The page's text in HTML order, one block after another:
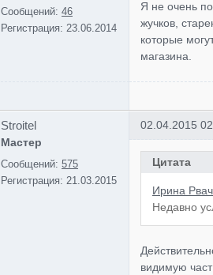
Сообщений: 46
Регистрация: 23.06.2014
Я не очень
жучков,
которые
магазина.
Stroitel
Мастер
Сообщений: 575
Регистрация: 21.03.2015
02.04.2015
Цитата
Ирина Рвач
Недавно
видимую